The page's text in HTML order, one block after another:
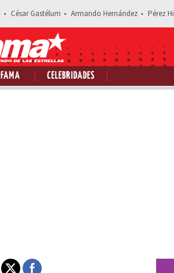
César Gastélum Armando Hernández Pérez
FAMA CELEBRIDADES
Estás